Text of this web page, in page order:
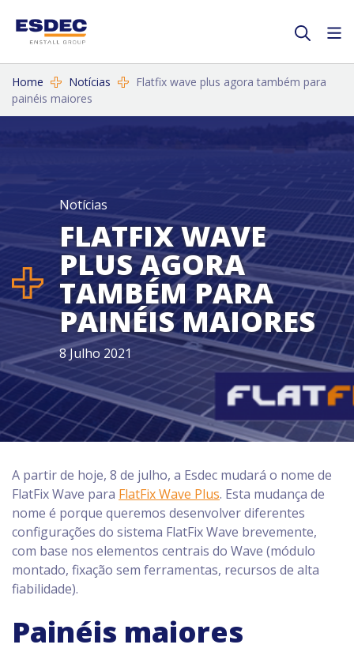
Home Notícias
Flatfix wave plus agora também para
painéis maiores
Notícias
FLATFIX WAVE
PLUS AGORA
TAMBÉM PARA
PAINÉIS MAIORES
8 Julho 2021
A partir de hoje, 8 de julho, a Esdec mudará o nome de
FlatFix Wave para FlatFix Wave Plus. Esta mudança de
nome é porque queremos desenvolver diferentes
configurações do sistema FlatFix Wave brevemente,
com base nos elementos centrais do Wave (módulo
montado, fixação sem ferramentas, recursos de alta
fiabilidade).
Painéis maiores